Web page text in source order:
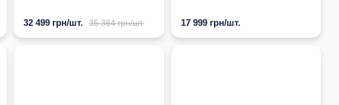
35 364 грн/шт.
32 499 грн/шт. 17 999 грн/шт.